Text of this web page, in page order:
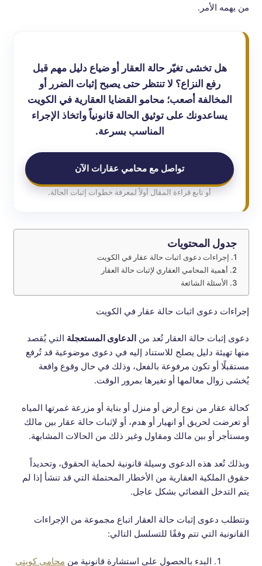
من يهمه الأمر.
هل تخشى تغيّر حالة العقار أو ضياع دليل مهم قبل
رفع النزاع؟ لا تنتظر حتى يصبح إثبات الضرر أو
المخالفة أصعب؛ محامو القضايا العقارية في الكويت
يساعدونك على توثيق الحالة قانونياً واتخاذ الإجراء
المناسب بسرعة.
تواصل مع محامي عقارات الآن
أو تابع قراءة المقال أولاً لمعرفة خطوات إثبات الحالة.
جدول المحتويات
إجراءات دعوى اثبات حالة عقار في الكويت
أهمية المحامي العقاري لإثبات حالة العقار
الأسئلة الشائعة
إجراءات دعوى اثبات حالة عقار في الكويت
دعوى إثبات حالة العقار تُعد من الدعاوى المستعجلة التي يُقصد
منها تهيئة دليل يصلح للاستناد إليه في دعوى موضوعية قد تُرفع
مستقبلًا أو تكون مرفوعة بالفعل، وذلك في حال وقوع واقعة
يُخشى زوال معالمها أو تغيرها بمرور الوقت.
كحالة عقار من نوع أرض أو منزل أو بناية أو مزرعة غمرتها المياه
أو تعرضت لحريق أو انهيار أو هدم، أو لإثبات حالة عقار بين مالك
ومستأجر أو بين مالك ومقاول وغير ذلك من الحالات المشابهة.
وبذلك تُعد هذه الدعوى وسيلة قانونية لحماية الحقوق، وتحديداً
حقوق الملكية العقارية من الأخطار المحتملة التي قد تنشأ إذا لم
يتم التدخل القضائي بشكل عاجل.
وتتطلب دعوى إثبات حالة العقار اتباع مجموعة من الإجراءات
القانونية التي تتم وفقًا للتسلسل التالي:
البدء بالحصول على استشارة قانونية من محامي كويتي